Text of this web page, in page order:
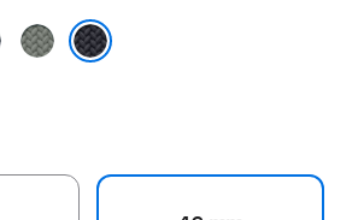
Groengrijs